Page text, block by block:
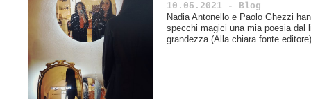
10.05.2021 - Blog
Nadia Antonello e Paolo Ghezzi
specchi magici una mia poesia dal
grandezza (Alla chiara fonte editore)